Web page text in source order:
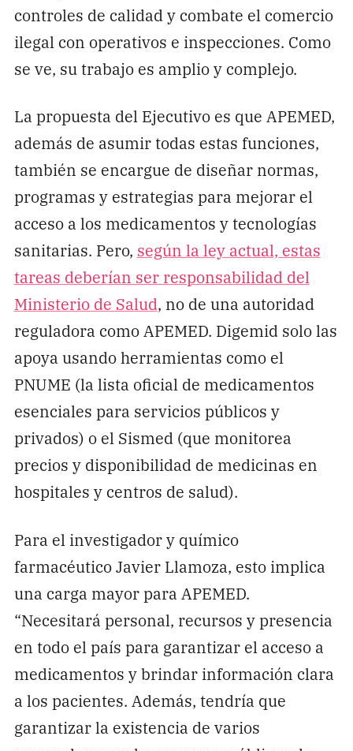
controles de calidad y combate el comercio
ilegal con operativos e inspecciones. Como
se ve, su trabajo es amplio y complejo.
La propuesta del Ejecutivo es que APEMED,
además de asumir todas estas funciones,
también se encargue de diseñar normas,
programas y estrategias para mejorar el
acceso a los medicamentos y tecnologías
sanitarias. Pero, según la ley actual, estas
tareas deberían ser responsabilidad del
Ministerio de Salud, no de una autoridad
reguladora como APEMED. Digemid solo las
apoya usando herramientas como el
PNUME (la lista oficial de medicamentos
esenciales para servicios públicos y
privados) o el Sismed (que monitorea
precios y disponibilidad de medicinas en
hospitales y centros de salud).
Para el investigador y químico
farmacéutico Javier Llamoza, esto implica
una carga mayor para APEMED.
“Necesitará personal, recursos y presencia
en todo el país para garantizar el acceso a
medicamentos y brindar información clara
a los pacientes. Además, tendría que
garantizar la existencia de varios